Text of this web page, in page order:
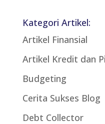
Kategori Artikel:
Artikel Finansial
Artikel Kredit dan
Budgeting
Cerita Sukses Blog
Debt Collector